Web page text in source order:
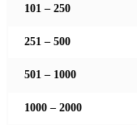
101 – 250
251 – 500
501 – 1000
1000 – 2000